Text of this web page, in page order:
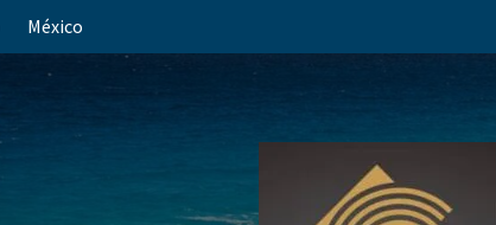
México